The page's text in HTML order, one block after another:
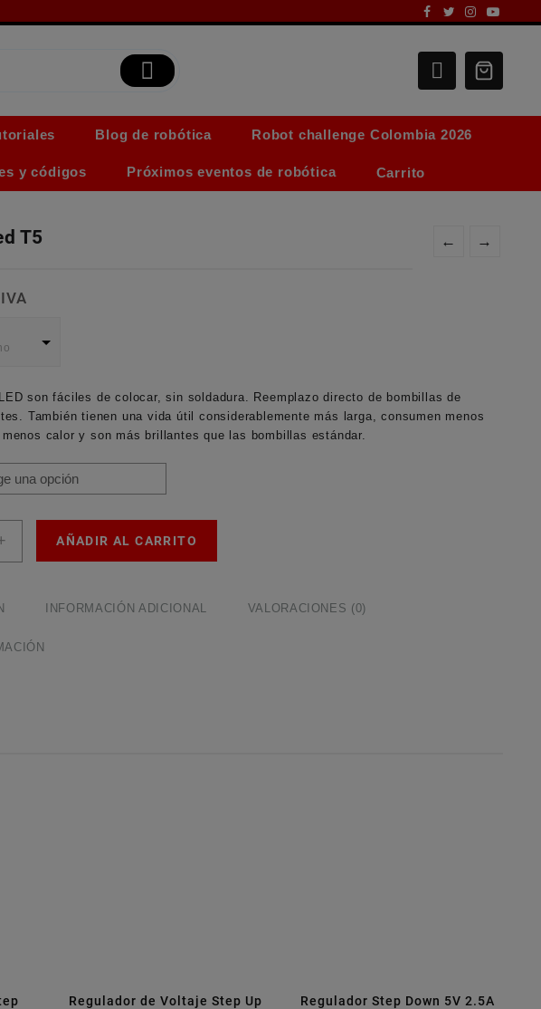
Blog de robótica Robot challenge Colombia 2026
y códigos Próximos eventos de robótica Carrito
← →
T5
son fáciles de colocar, sin soldadura. Reemplazo directo de bombillas de
También tienen una vida útil considerablemente más larga, consumen menos
calor y son más brillantes que las bombillas estándar.
AÑADIR AL CARRITO
INFORMACIÓN ADICIONAL VALORACIONES (0)
Regulador de Voltaje Step Up
Regulador Step Down 5V 2.5A